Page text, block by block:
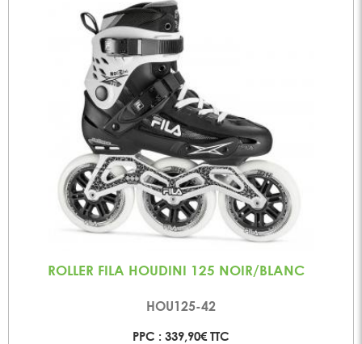
ROLLER FILA HOUDINI 125 NOIR/BLANC
HOU125-42
PPC : 339,90€ TTC